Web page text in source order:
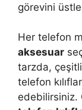
görevini
Her telefon
aksesuar
tarzda,
telefon
edebilirsiniz.